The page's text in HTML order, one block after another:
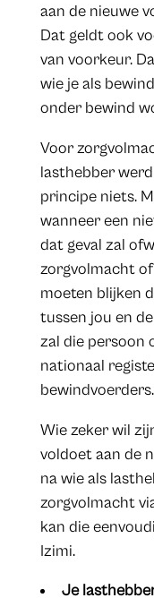
aan de nieuwe
Dat geldt ook
van voorkeur.
wie je als
onder bewind
Voor
lasthebber
principe niets.
wanneer een
dat geval zal
zorgvolmacht
moeten blijken
tussen jou en
zal die persoon
nationaal
bewindvoerders.
Wie zeker wil
voldoet aan de
na wie als
zorgvolmacht
kan die
Izimi.
Je